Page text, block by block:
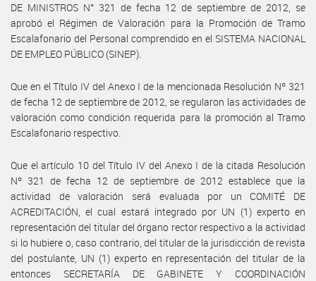
DE MINISTROS N° 321 de fecha 12 de septiembre de 2012, se
aprobó el Régimen de Valoración para la Promoción de Tramo
Escalafonario del Personal comprendido en el SISTEMA NACIONAL
DE EMPLEO PÚBLICO (SINEP).
Que en el Título IV del Anexo I de la mencionada Resolución Nº 321
de fecha 12 de septiembre de 2012, se regularon las actividades de
valoración como condición requerida para la promoción al Tramo
Escalafonario respectivo.
Que el artículo 10 del Título IV del Anexo I de la citada Resolución
Nº 321 de fecha 12 de septiembre de 2012 establece que la
actividad de valoración será evaluada por un COMITÉ DE
ACREDITACIÓN, el cual estará integrado por UN (1) experto en
representación del titular del órgano rector respectivo a la actividad
si lo hubiere o, caso contrario, del titular de la jurisdicción de revista
del postulante, UN (1) experto en representación del titular de la
entonces SECRETARÍA DE GABINETE Y COORDINACIÓN